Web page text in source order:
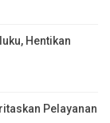
Hentikan
Pelayanan